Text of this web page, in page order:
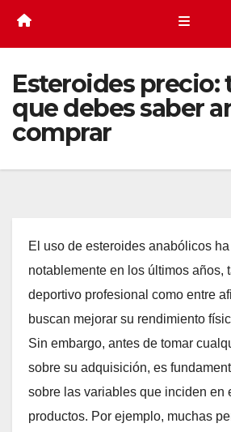
Esteroides precio:
que debes saber
comprar
El uso de esteroides anabólicos
notablemente en los últimos años,
deportivo profesional como entre
buscan mejorar su rendimiento
Sin embargo, antes de tomar
sobre su adquisición, es
sobre las variables que inciden en
productos. Por ejemplo, muchas